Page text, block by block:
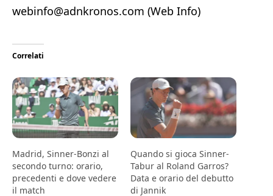
webinfo@adnkronos.com (Web Info)
Correlati
Madrid, Sinner-Bonzi al
secondo turno: orario,
precedenti e dove vedere
il match
Quando si gioca Sinner-
Tabur al Roland Garros?
Data e orario del debutto
di Jannik